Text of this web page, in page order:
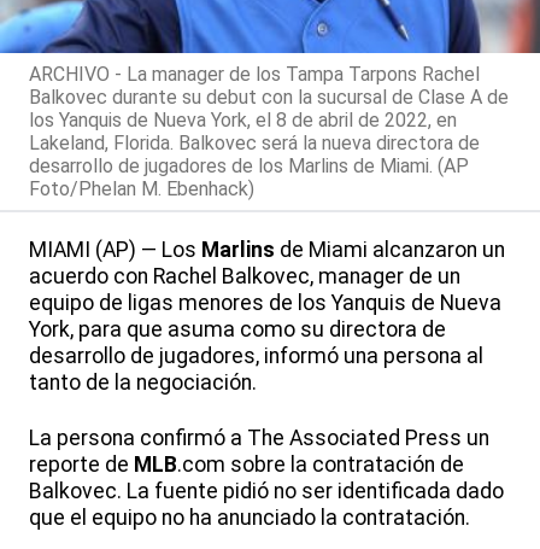
ARCHIVO - La manager de los Tampa Tarpons Rachel
Balkovec durante su debut con la sucursal de Clase A de
los Yanquis de Nueva York, el 8 de abril de 2022, en
Lakeland, Florida. Balkovec será la nueva directora de
desarrollo de jugadores de los Marlins de Miami. (AP
Foto/Phelan M. Ebenhack)
MIAMI (AP) — Los Marlins de Miami alcanzaron un
acuerdo con Rachel Balkovec, manager de un
equipo de ligas menores de los Yanquis de Nueva
York, para que asuma como su directora de
desarrollo de jugadores, informó una persona al
tanto de la negociación.
La persona confirmó a The Associated Press un
reporte de MLB.com sobre la contratación de
Balkovec. La fuente pidió no ser identificada dado
que el equipo no ha anunciado la contratación.